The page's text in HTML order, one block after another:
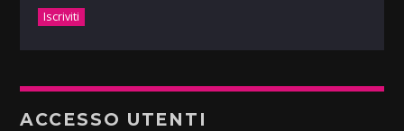
ACCESSO UTENTI